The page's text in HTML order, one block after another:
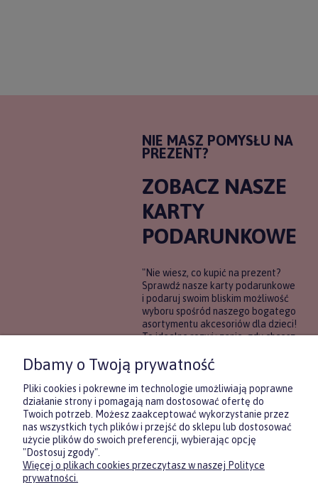
NIE MASZ POMYSŁU NA
PREZENT?
ZOBACZ NASZE
KARTY
PODARUNKOWE
"Nie wiesz, co kupić na prezent?
Sprawdź nasze karty podarunkowe
i podaruj swoim bliskim możliwość
wyboru spośród naszego bogatego
asortymentu akcesoriów dla dzieci!
To idealne rozwiązanie, gdy chcesz
pewności, co będzie najbardziej
trafione.
DOWIEDZ SIĘ WIĘCEJ
Zasubskrybuj nasz newsletter
Dbamy o Twoją prywatność
Pliki cookies i pokrewne im technologie umożliwiają poprawne
działanie strony i pomagają nam dostosować ofertę do
Twoich potrzeb. Możesz zaakceptować wykorzystanie przez
nas wszystkich tych plików i przejść do sklepu lub dostosować
użycie plików do swoich preferencji, wybierając opcję
"Dostosuj zgody".
Więcej o plikach cookies przeczytasz w naszej Polityce
prywatności.